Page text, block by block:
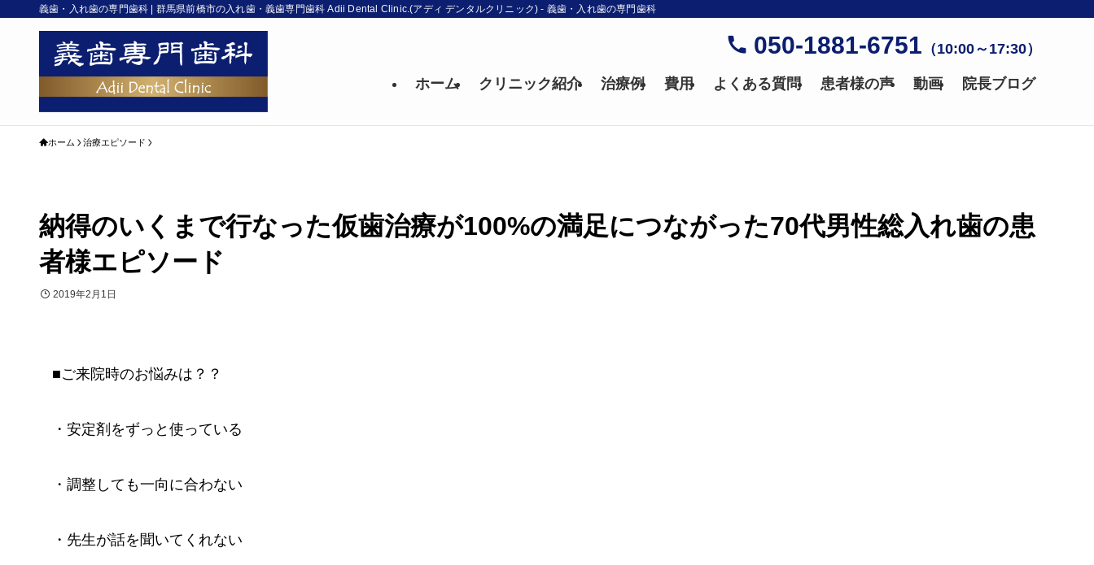
義歯・入れ歯の専門歯科 | 群馬県前橋市の入れ歯・義歯専門歯科 Adii Dental Clinic.(アディ デンタルクリニック) - 義歯・入れ歯の専門歯科
ホーム クリニック紹介 治療例 費用 よくある質問 患者様の声 動画 院長ブログ
050-1881-6751 （10:00～17:30）
ホーム 治療エピソード
納得のいくまで行なった仮歯治療が100%の満足につながった70代男性総入れ歯の患
者様エピソード
2019年2月1日
■ご来院時のお悩みは？？
・安定剤をずっと使っている
・調整しても一向に合わない
・先生が話を聞いてくれない